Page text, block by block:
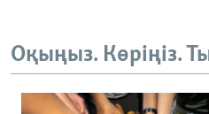
Оқыңыз. Көріңіз.